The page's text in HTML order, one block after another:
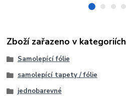
Zboží zařazeno v kategoriích
Samolepící fólie
samolepící tapety / fólie
jednobarevné